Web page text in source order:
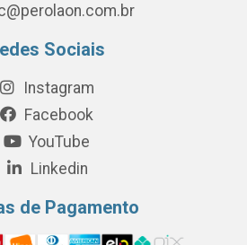
Sociais
Instagram
Facebook
YouTube
Linkedin
de Pagamento